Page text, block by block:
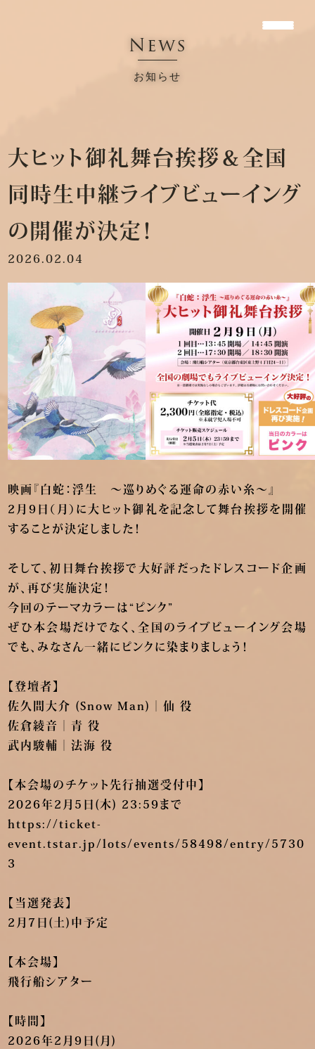
News
お知らせ
大ヒット御礼舞台挨拶＆全国
同時生中継ライブビューイング
の開催が決定！
2026.02.04
映画『白蛇：浮生 ～巡りめぐる運命の赤い糸～』
2月9日（月）に大ヒット御礼を記念して舞台挨拶を開催
することが決定しました！
そして、初日舞台挨拶で大好評だったドレスコード企画
が、再び実施決定！
今回のテーマカラーは“ピンク”
ぜひ本会場だけでなく、全国のライブビューイング会場
でも、みなさん一緒にピンクに染まりましょう！
【登壇者】
佐久間大介 (Snow Man)｜仙 役
佐倉綾音｜青 役
武内駿輔｜法海 役
【本会場のチケット先行抽選受付中】
2026年2月5日(木) 23:59まで
https://ticket-
event.tstar.jp/lots/events/58498/entry/5730
3
【当選発表】
2月7日(土)中予定
【本会場】
飛行船シアター
【時間】
2026年2月9日(月)